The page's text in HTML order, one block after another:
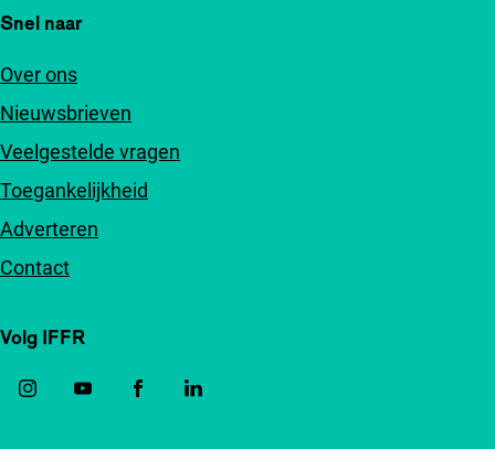
Snel naar
Over ons
Nieuwsbrieven
Veelgestelde vragen
Toegankelijkheid
Adverteren
Contact
Volg IFFR